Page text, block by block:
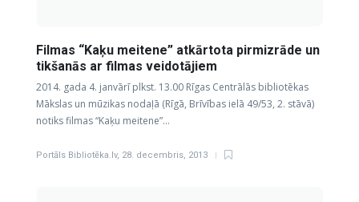
Filmas “Kaķu meitene” atkārtota pirmizrāde un
tikšanās ar filmas veidotājiem
2014. gada 4. janvārī plkst. 13.00 Rīgas Centrālās bibliotēkas
Mākslas un mūzikas nodaļā (Rīgā, Brīvības ielā 49/53, 2. stāvā)
notiks filmas “Kaķu meitene”…
Portāls Bibliotēka.lv, 28. decembris, 2013